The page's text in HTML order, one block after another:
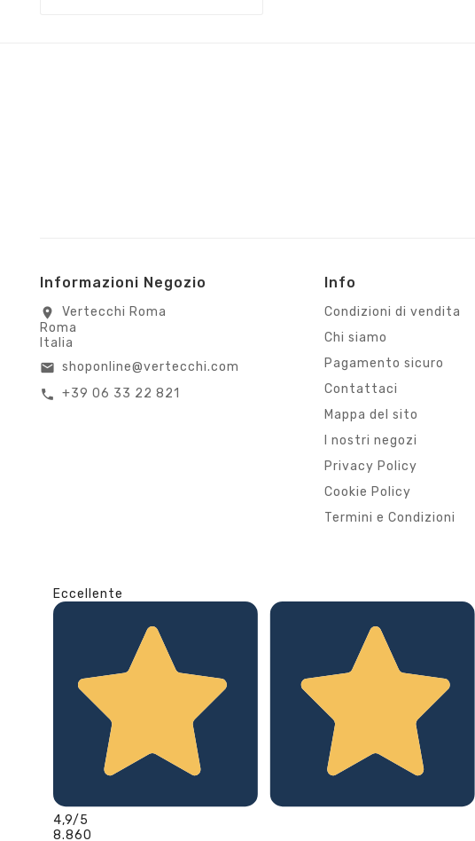
Informazioni Negozio
location_on
Vertecchi Roma
Roma
Italia
email shoponline@vertecchi.com
call +39 06 33 22 821
Info
Condizioni di vendita
Chi siamo
Pagamento sicuro
Contattaci
Mappa del sito
I nostri negozi
Privacy Policy
Cookie Policy
Termini e Condizioni
Eccellente
4,9/5
8.860